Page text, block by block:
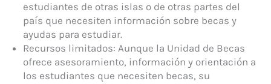
estudiantes de otras islas o de otras partes del
país que necesiten información sobre becas y
ayudas para estudiar.
Recursos limitados: Aunque la Unidad de Becas
ofrece asesoramiento, información y orientación a
los estudiantes que necesiten becas, su